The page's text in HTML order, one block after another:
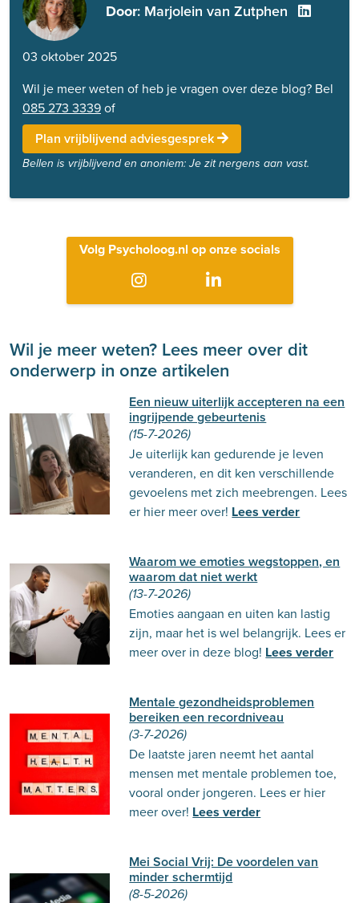
Door: Marjolein van Zutphen
03 oktober 2025
Wil je meer weten of heb je vragen over deze blog? Bel
085 273 3339of
Plan vrijblijvend adviesgesprek
Bellen is vrijblijvend en anoniem: Je zit nergens aan vast.
Volg Psycholoog.nl op onze socials
Wil je meer weten? Lees meer over dit
onderwerp in onze artikelen
Een nieuw uiterlijk accepteren na een
ingrijpende gebeurtenis
(15-7-2026)
Je uiterlijk kan gedurende je leven
veranderen, en dit ken verschillende
gevoelens met zich meebrengen. Lees
er hier meer over! Lees verder
Waarom we emoties wegstoppen, en
waarom dat niet werkt
(13-7-2026)
Emoties aangaan en uiten kan lastig
zijn, maar het is wel belangrijk. Lees er
meer over in deze blog! Lees verder
Mentale gezondheidsproblemen
bereiken een recordniveau
(3-7-2026)
De laatste jaren neemt het aantal
mensen met mentale problemen toe,
vooral onder jongeren. Lees er hier
meer over! Lees verder
Mei Social Vrij: De voordelen van
minder schermtijd
(8-5-2026)